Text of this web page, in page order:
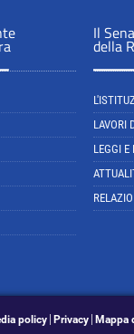
Il
della
LAVORI
LEGGI E
policy Privacy Mappa